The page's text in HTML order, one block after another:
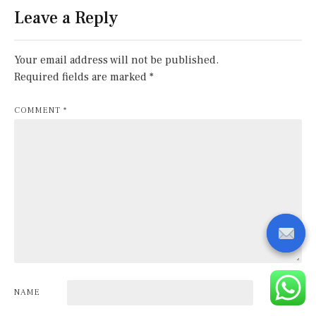
Leave a Reply
Your email address will not be published.
Required fields are marked *
COMMENT *
NAME